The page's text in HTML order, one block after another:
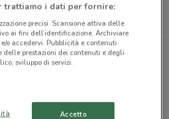
Tutti i negozi Eurospin
volantino Eurospin
il Paese, è da sempre riconosciuto
in termine di risparmio reale
trattiamo i dati per fornire:
precisi. Scansione attiva delle
ai fini dell’identificazione. Archiviare
o accedervi. Pubblicità e contenuti
delle prestazioni dei contenuti e degli
sviluppo di servizi.
Accetto